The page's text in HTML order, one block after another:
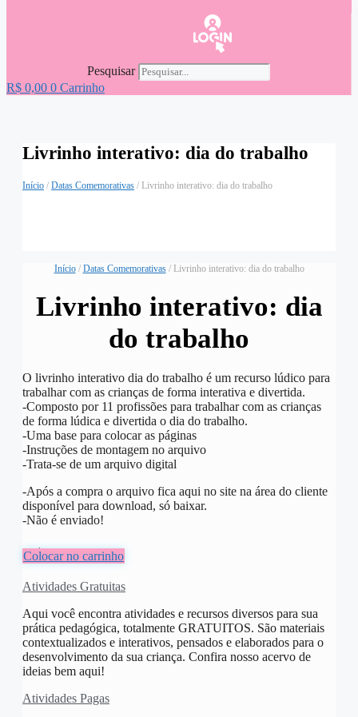
Pesquisar
R$ 0,00 0 Carrinho
Livrinho interativo: dia do trabalho
Início / Datas Comemorativas / Livrinho interativo: dia do trabalho
Início/ Datas Comemorativas/ Livrinho interativo: dia do trabalho
Livrinho interativo: dia
do trabalho
O livrinho interativo dia do trabalho é um recurso lúdico para
trabalhar com as crianças de forma interativa e divertida.
-Composto por 11 profissões para trabalhar com as crianças
de forma lúdica e divertida o dia do trabalho.
-Uma base para colocar as páginas
-Instruções de montagem no arquivo
-Trata-se de um arquivo digital
-Após a compra o arquivo fica aqui no site na área do cliente
disponível para download, só baixar.
-Não é enviado!
R$8,00
Colocar no carrinho
Atividades Gratuitas
Aqui você encontra atividades e recursos diversos para sua
prática pedagógica, totalmente GRATUITOS. São materiais
contextualizados e interativos, pensados e elaborados para o
desenvolvimento da sua criança. Confira nosso acervo de
ideias bem aqui!
Atividades Pagas